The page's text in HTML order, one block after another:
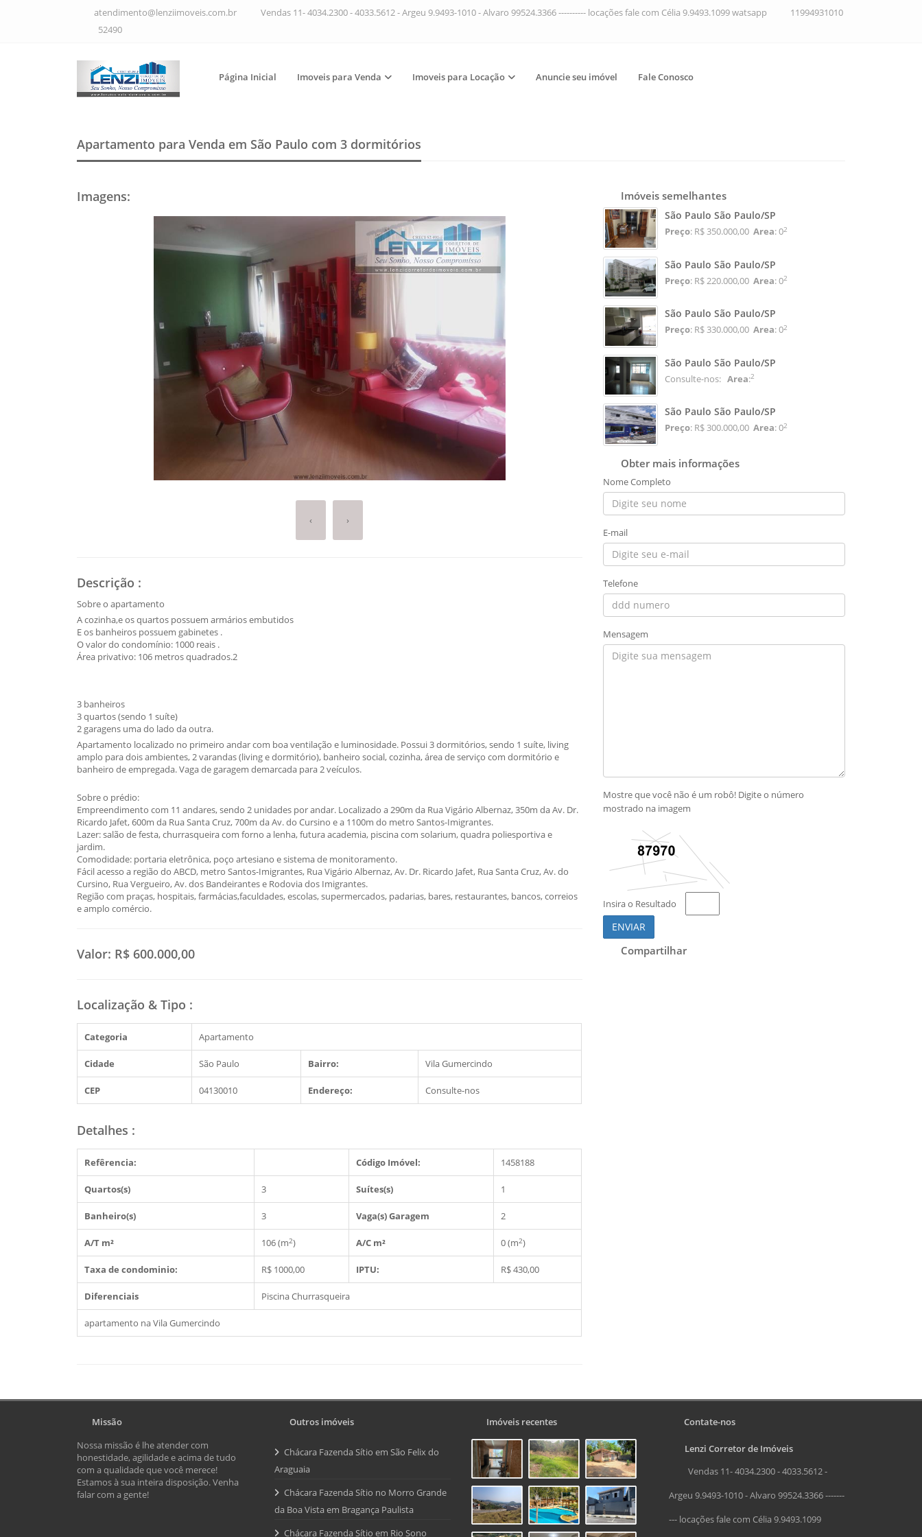
atendimento@lenziimoveis.com.br Vendas 11- 4034.2300 - 4033.5612 - Argeu 9.9493-1010 - Alvaro 99524.3366 ---------- locações fale com Célia 9.9493.1099 watsapp
11994931010
52490
Página Inicial Imoveis para Venda Imoveis para Locação Anuncie seu imóvel Fale Conosco
Apartamento para Venda em São Paulo com 3 dormitórios
Imagens:
‹ ›
Descrição :
Sobre o apartamento
A cozinha,e os quartos possuem armários embutidos
E os banheiros possuem gabinetes .
O valor do condomínio: 1000 reais .
Área privativo: 106 metros quadrados.2
3 banheiros
3 quartos (sendo 1 suíte)
2 garagens uma do lado da outra.
Apartamento localizado no primeiro andar com boa ventilação e luminosidade. Possui 3 dormitórios, sendo 1 suíte, living
amplo para dois ambientes, 2 varandas (living e dormitório), banheiro social, cozinha, área de serviço com dormitório e
banheiro de empregada. Vaga de garagem demarcada para 2 veículos.
Sobre o prédio:
Empreendimento com 11 andares, sendo 2 unidades por andar. Localizado a 290m da Rua Vigário Albernaz, 350m da Av. Dr.
Ricardo Jafet, 600m da Rua Santa Cruz, 700m da Av. do Cursino e a 1100m do metro Santos-Imigrantes.
Lazer: salão de festa, churrasqueira com forno a lenha, futura academia, piscina com solarium, quadra poliesportiva e
jardim.
Comodidade: portaria eletrônica, poço artesiano e sistema de monitoramento.
Fácil acesso a região do ABCD, metro Santos-Imigrantes, Rua Vigário Albernaz, Av. Dr. Ricardo Jafet, Rua Santa Cruz, Av. do
Cursino, Rua Vergueiro, Av. dos Bandeirantes e Rodovia dos Imigrantes.
Região com praças, hospitais, farmácias,faculdades, escolas, supermercados, padarias, bares, restaurantes, bancos, correios
e amplo comércio.
Valor: R$ 600.000,00
Localização & Tipo :
Categoria Apartamento
Cidade São Paulo Bairro: Vila Gumercindo
CEP 04130010 Endereço: Consulte-nos
Detalhes :
Refêrencia: Código Imóvel: 1458188
Quartos(s) 3 Suítes(s) 1
Banheiro(s) 3 Vaga(s) Garagem 2
A/T m² 106 (m2) A/C m² 0 (m2)
Taxa de condominio: R$ 1000,00 IPTU: R$ 430,00
Diferenciais PiscinaChurrasqueira
apartamento na Vila Gumercindo
Imóveis semelhantes
São Paulo São Paulo/SP
Preço: R$ 350.000,00 Area: 02
São Paulo São Paulo/SP
Preço: R$ 220.000,00 Area: 02
São Paulo São Paulo/SP
Preço: R$ 330.000,00 Area: 02
São Paulo São Paulo/SP
Consulte-nos: Area:2
São Paulo São Paulo/SP
Preço: R$ 300.000,00 Area: 02
Obter mais informações
Nome Completo
E-mail
Telefone
Mensagem
Mostre que você não é um robô! Digite o número
mostrado na imagem
Insira o Resultado
ENVIAR
Compartilhar
Missão
Nossa missão é lhe atender com
honestidade, agilidade e acima de tudo
com a qualidade que você merece!
Estamos à sua inteira disposição. Venha
falar com a gente!
Outros imóveis
Chácara Fazenda Sítio em São Felix do
Araguaia
Chácara Fazenda Sítio no Morro Grande
da Boa Vista em Bragança Paulista
Chácara Fazenda Sítio em Rio Sono
Imóveis recentes Contate-nos
Lenzi Corretor de Imóveis
Vendas 11- 4034.2300 - 4033.5612 -
Argeu 9.9493-1010 - Alvaro 99524.3366 -------
--- locações fale com Célia 9.9493.1099